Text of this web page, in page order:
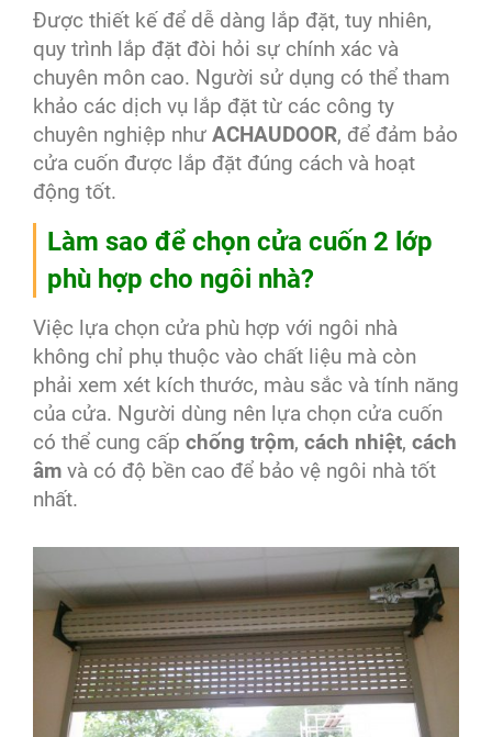
Được thiết kế để dễ dàng lắp đặt, tuy nhiên,
quy trình lắp đặt đòi hỏi sự chính xác và
chuyên môn cao. Người sử dụng có thể tham
khảo các dịch vụ lắp đặt từ các công ty
chuyên nghiệp như ACHAUDOOR, để đảm bảo
cửa cuốn được lắp đặt đúng cách và hoạt
động tốt.
Làm sao để chọn cửa cuốn 2 lớp
phù hợp cho ngôi nhà?
Việc lựa chọn cửa phù hợp với ngôi nhà
không chỉ phụ thuộc vào chất liệu mà còn
phải xem xét kích thước, màu sắc và tính năng
của cửa. Người dùng nên lựa chọn cửa cuốn
có thể cung cấp chống trộm, cách nhiệt, cách
âm và có độ bền cao để bảo vệ ngôi nhà tốt
nhất.